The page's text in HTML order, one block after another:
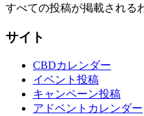
すべての投稿が掲載される
サイト
CBDカレンダー
イベント投稿
キャンペーン投稿
アドベントカレンダー